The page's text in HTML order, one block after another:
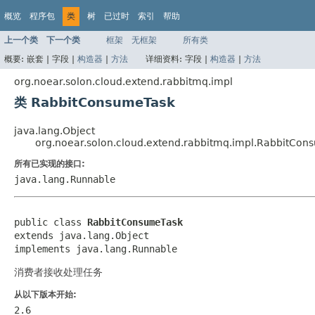
概览 程序包 类 树 已过时 索引 帮助
上一个类 下一个类 框架 无框架
所有类
概要: 嵌套 | 字段 | 构造器 | 方法 详细资料: 字段 | 构造器 | 方法
org.noear.solon.cloud.extend.rabbitmq.impl
类 RabbitConsumeTask
java.lang.Object
所有已实现的接口:
java.lang.Runnable
public class RabbitConsumeTask
extends java.lang.Object
implements java.lang.Runnable
消费者接收处理任务
从以下版本开始:
2.6